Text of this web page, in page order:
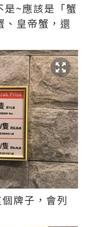
~應該是「蟹
、皇帝蟹，還
牌子，會列